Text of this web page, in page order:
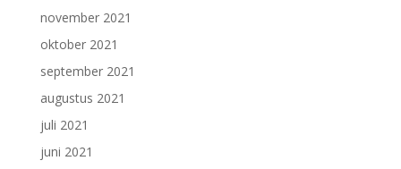
november 2021
oktober 2021
september 2021
augustus 2021
juli 2021
juni 2021